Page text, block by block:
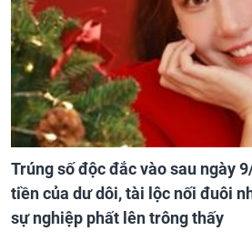
Trúng số độc đắc vào sau ngày
tiền của dư dôi, tài lộc nối đuôi
sự nghiệp phất lên trông thấy